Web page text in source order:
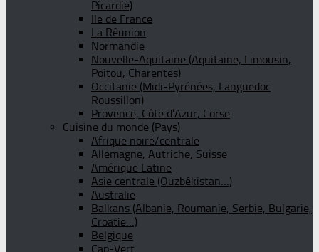
Picardie)
Ile de France
La Réunion
Normandie
Nouvelle-Aquitaine (Aquitaine, Limousin,
Poitou, Charentes)
Occitanie (Midi-Pyrénées, Languedoc
Roussillon)
Provence, Côte d’Azur, Corse
Cuisine du monde (Pays)
Afrique noire/centrale
Allemagne, Autriche, Suisse
Amérique Latine
Asie centrale (Ouzbékistan…)
Australie
Balkans (Albanie, Roumanie, Serbie, Bulgarie,
Croatie…)
Belgique
Cap-Vert